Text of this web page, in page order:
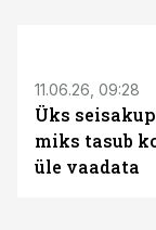
11.06.26, 09:28
Üks
miks tasub
üle vaadata